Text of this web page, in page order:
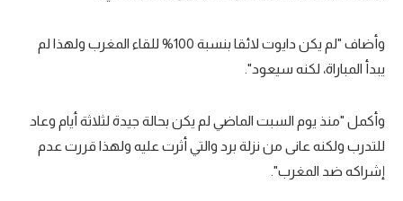
وأضاف "لم يكن دايوت لائقا بنسبة 100% للقاء المغرب ولهذا لم
يبدأ المباراة، لكنه سيعود".
وأكمل "منذ يوم السبت الماضي لم يكن بحالة جيدة لثلاثة أيام وعاد
للتدرب ولكنه عانى من نزلة برد والتي أثرت عليه ولهذا قررت عدم
إشراكه ضد المغرب".